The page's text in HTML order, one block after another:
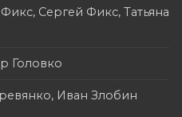
Сергей Фикс, Татьяна
Головко
Иван Злобин